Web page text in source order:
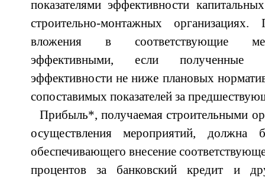
показателями эффективности
строительно-монтажных
вложения в соответствующие
эффективными, если полученные
эффективности не ниже плановых
сопоставимых показателей за
Прибыль*, получаемая строительными
осуществления мероприятий,
обеспечивающего внесение
процентов за банковский кредит и